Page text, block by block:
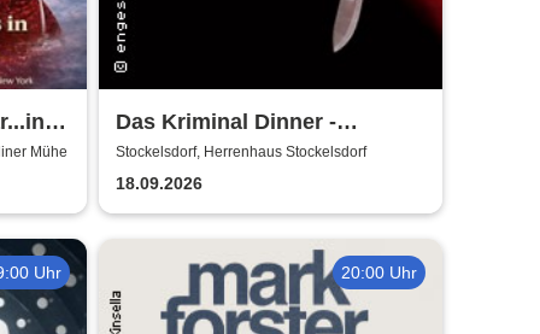
Mühe
Das Kriminal Dinner -
Hauptkommissar Schröder
ermittelt
Stockelsdorf, Herrenhaus Stockelsdorf
18.09.2026
Uhr 20:00 Uhr